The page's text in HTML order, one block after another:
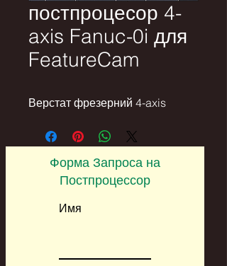
постпроцесор 4-
axis Fanuc-0i для
FeatureCam
Верстат фрезерний 4-axis
Форма Запроса на
Постпроцессор
Имя